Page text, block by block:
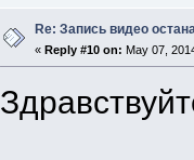
Re: Запись видео
« Reply #10 on: May 07,